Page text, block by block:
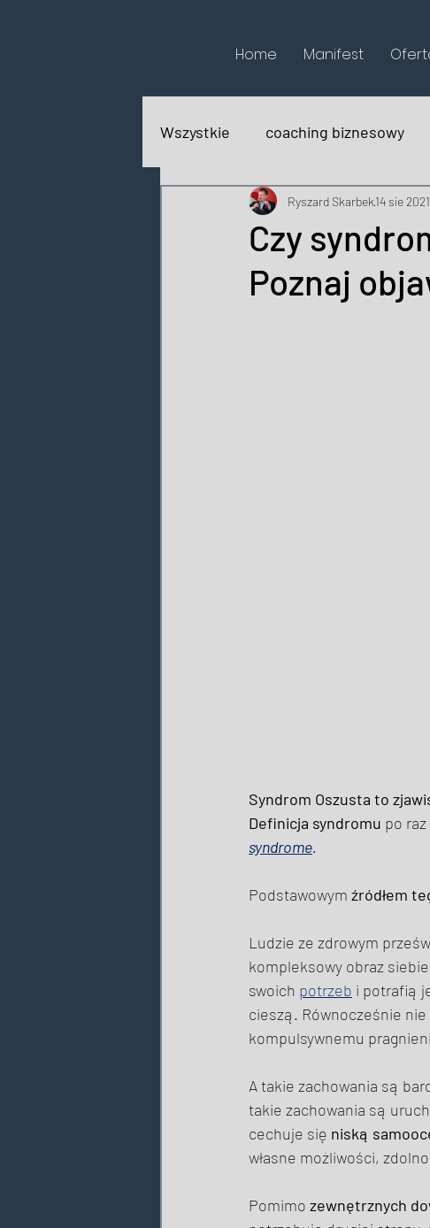
Home Manifest
Wszystkie coaching biznesowy
biografie recenzje książek
Czy
Poznaj
Ryszard Skarbek14 sie 2021
Syndrom Oszusta to
Definicja syndromu po
syndrome.
Podstawowym źródłem
Ludzie ze zdrowym
kompleksowy obraz
swoich potrzeb i potrafią
cieszą. Równocześnie
kompulsywnemu
A takie zachowania są
takie zachowania są
cechuje się niską
własne możliwości,
Pomimo zewnętrznych